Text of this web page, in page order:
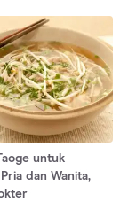
untuk
dan Wanita,